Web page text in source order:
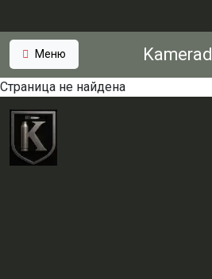
Меню Kamerad
Страница не найдена